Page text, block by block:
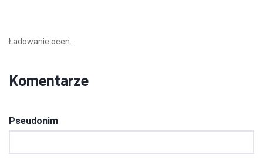
Ładowanie ocen...
Komentarze
Pseudonim